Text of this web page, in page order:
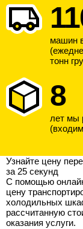
машин
тонн
8
лет мы
Узнайте цену
за 25 секунд
С помощью
цену
холодильных
рассчитанную
оказания услуги.